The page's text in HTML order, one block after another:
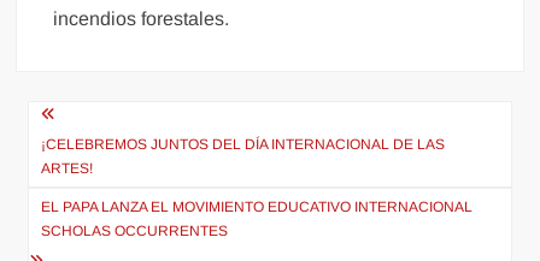
incendios forestales.
Navegación
de
entradas
¡CELEBREMOS JUNTOS DEL DÍA INTERNACIONAL DE LAS
ARTES!
EL PAPA LANZA EL MOVIMIENTO EDUCATIVO INTERNACIONAL
SCHOLAS OCCURRENTES